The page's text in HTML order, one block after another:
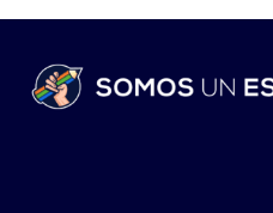
Venta en Línea